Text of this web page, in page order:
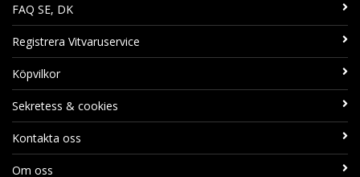
FAQ SE, DK
Registrera Vitvaruservice
Köpvilkor
Sekretess & cookies
Kontakta oss
Om oss